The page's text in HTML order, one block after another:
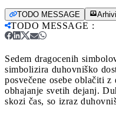
TODO MESSAGE
TODO MESSAGE :
Sedem dragocenih
simbolizira duhovniško
posvečene osebe oblačiti
obhajanje svetih dejanj.
skozi čas, so izraz